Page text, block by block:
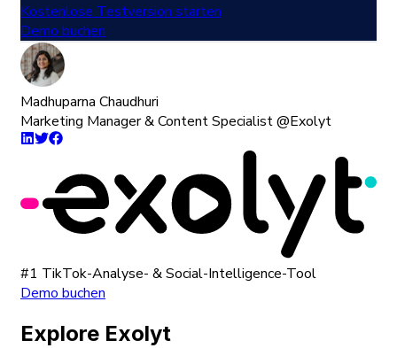
Kostenlose Testversion starten
Demo buchen
Madhuparna Chaudhuri
Marketing Manager & Content Specialist @Exolyt
#1 TikTok-Analyse- & Social-Intelligence-Tool
Demo buchen
Explore Exolyt